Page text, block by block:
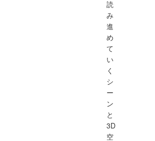
読
み
進
め
て
い
く
シ
ー
ン
と
3D
空